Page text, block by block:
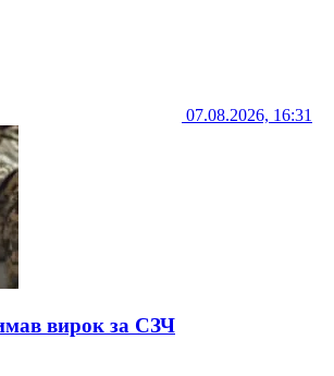
07.08.2026, 16:31
вирок за СЗЧ